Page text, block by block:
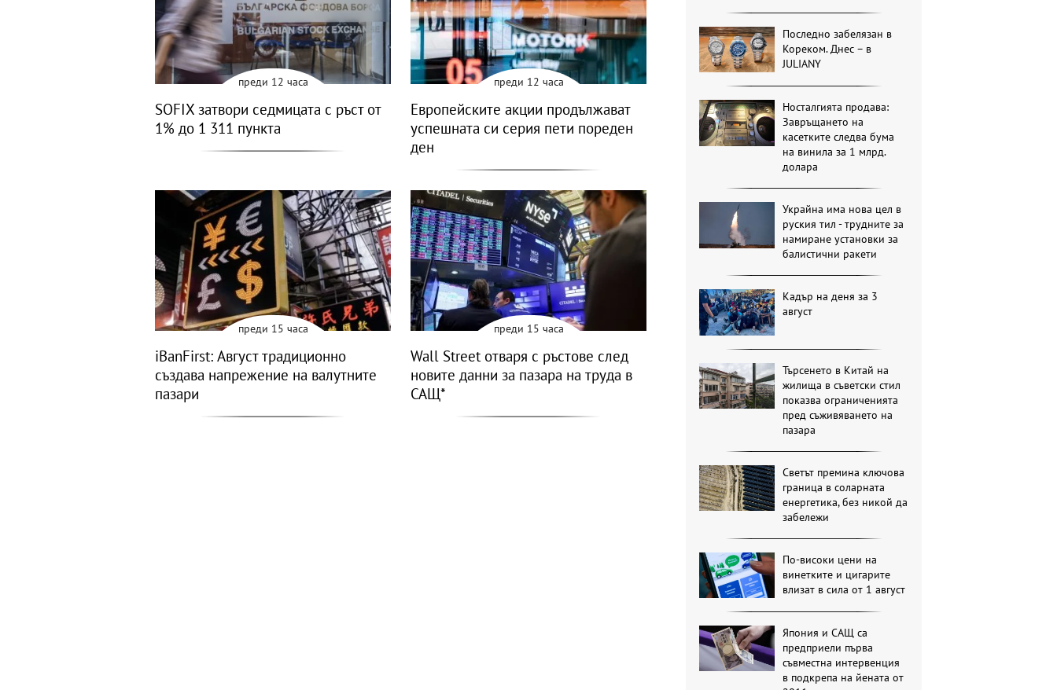
Последно забелязан в
Кореком. Днес – в
JULIANY
Носталгията продава:
Завръщането на
касетките следва бума
на винила за 1 млрд.
долара
Украйна има нова цел в
руския тил - трудните за
намиране установки за
балистични ракети
Кадър на деня за 3
август
Търсенето в Китай на
жилища в съветски стил
показва ограниченията
пред съживяването на
пазара
Светът премина ключова
граница в соларната
енергетика, без никой да
забележи
По-високи цени на
винетките и цигарите
влизат в сила от 1 август
Япония и САЩ са
предприели първа
съвместна интервенция
в подкрепа на йената от
преди 12 часа
SOFIX затвори седмицата с ръст от
1% до 1 311 пункта
преди 12 часа
Европейските акции продължават
успешната си серия пети пореден
ден
преди 15 часа
iBanFirst: Август традиционно
създава напрежение на валутните
пазари
преди 15 часа
Wall Street отваря с ръстове след
новите данни за пазара на труда в
САЩ*